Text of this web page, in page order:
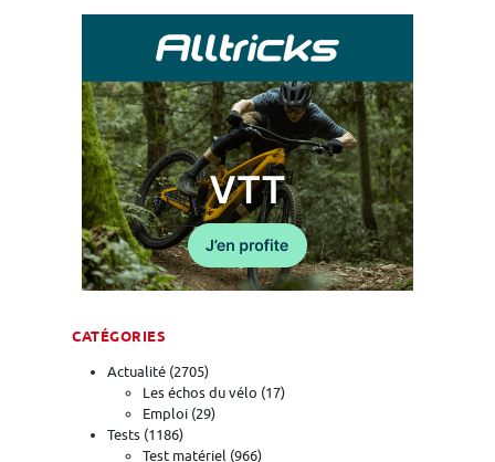
CATÉGORIES
Actualité (2705)
Les échos du vélo (17)
Emploi (29)
Tests (1186)
Test matériel (966)